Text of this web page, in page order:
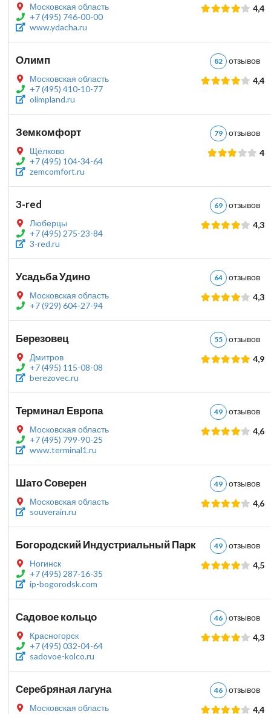
Московская область
+7 (495) 746-00-00
www.ydacha.ru
4,4
Олимп 82
Московская область
+7 (495) 410-10-77
olimpland.ru
4,4
Земкомфорт 79
Щёлково
+7 (495) 104-34-64
zemcomfort.ru
4
3-red 69
Люберцы
+7 (495) 275-23-84
3-red.ru
4,3
Усадьба Удино 64
Московская область
+7 (929) 604-27-94
4,3
Березовец 55
Дмитров
+7 (495) 115-08-08
berezovec.ru
4,9
Терминал Европа 49
Московская область
+7 (495) 799-90-25
www.terminal1.ru
4,6
Шато Соверен 49
Московская область
souverain.ru
4,6
Богородский Индустриальный Парк 49
Ногинск
+7 (495) 287-16-35
ip-bogorodsk.com
4,5
Садовое кольцо 46
Красногорск
+7 (495) 032-04-64
sadovoe-kolco.ru
4,3
Серебряная лагуна 46
Московская область
4,4